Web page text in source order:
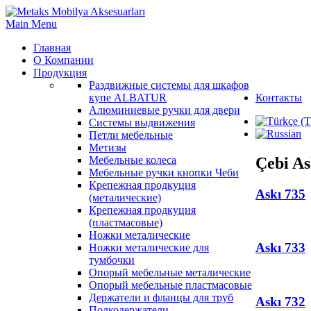
Main Menu
Главная
О Компании
Продукция
Раздвижные системы для шкафов
купе ALBATUR
Алюминиевые ручки для двери
Системы выдвижения
Петли мебельные
Метизы
Мебельные колеса
Мебельные ручки кнопки Чеби
Крепежная продкуция
(металические)
Крепежная продкуция
(пластмасовые)
Ножки‏ металические
Ножки‏ металические для
тумбочки
Опорый мебельные металические
Опорый мебельные пластмасовые
Держатели и фланцы для труб
Контакты
Çebi
Askı 735
Askı 733
Askı 732